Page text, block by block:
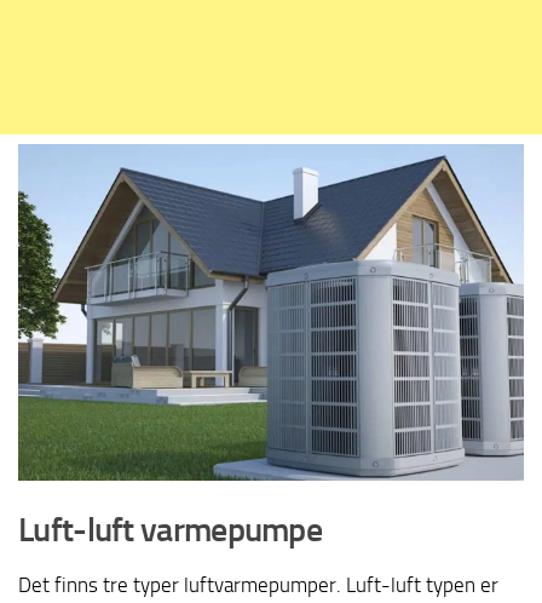
Luft-luft varmepumpe
Det finns tre typer luftvarmepumper. Luft-luft typen er